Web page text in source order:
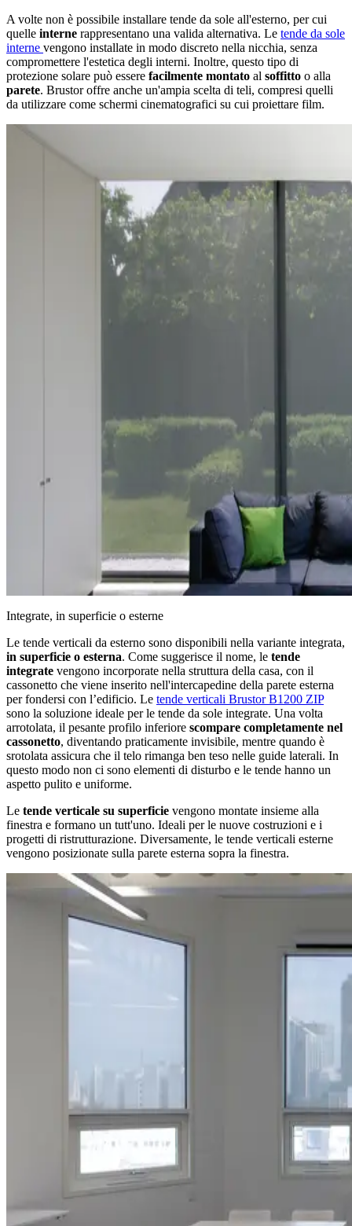
A volte non è possibile installare tende da sole all'esterno, per cui
quelle interne rappresentano una valida alternativa. Le tende da sole
interne vengono installate in modo discreto nella nicchia, senza
compromettere l'estetica degli interni. Inoltre, questo tipo di
protezione solare può essere facilmente montato al soffitto o alla
parete. Brustor offre anche un'ampia scelta di teli, compresi quelli
da utilizzare come schermi cinematografici su cui proiettare film.
Integrate, in superficie o esterne
Le tende verticali da esterno sono disponibili nella variante integrata,
in superficie o esterna. Come suggerisce il nome, le tende
integrate vengono incorporate nella struttura della casa, con il
cassonetto che viene inserito nell'intercapedine della parete esterna
per fondersi con l’edificio. Le tende verticali Brustor B1200 ZIP
sono la soluzione ideale per le tende da sole integrate. Una volta
arrotolata, il pesante profilo inferiore scompare completamente nel
cassonetto, diventando praticamente invisibile, mentre quando è
srotolata assicura che il telo rimanga ben teso nelle guide laterali. In
questo modo non ci sono elementi di disturbo e le tende hanno un
aspetto pulito e uniforme.
Le tende verticale su superficie vengono montate insieme alla
finestra e formano un tutt'uno. Ideali per le nuove costruzioni e i
progetti di ristrutturazione. Diversamente, le tende verticali esterne
vengono posizionate sulla parete esterna sopra la finestra.